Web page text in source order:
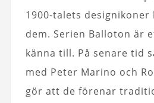
1900-talets
dem. Serien Balloton är
känna till. På senare tid
med Peter Marino och
gör att de förenar